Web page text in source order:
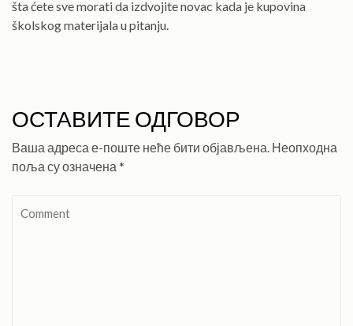
šta ćete sve morati da izdvojite novac kada je kupovina
školskog materijala u pitanju.
ОСТАВИТЕ ОДГОВОР
Ваша адреса е-поште неће бити објављена. Неопходна
поља су означена *